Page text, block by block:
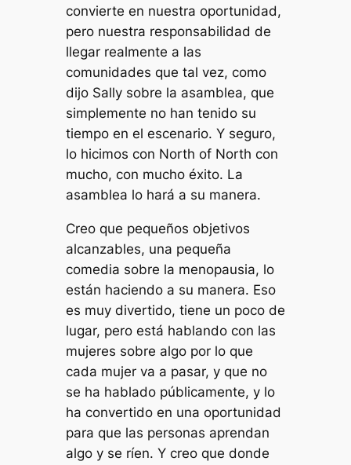
convierte en nuestra oportunidad,
pero nuestra responsabilidad de
llegar realmente a las
comunidades que tal vez, como
dijo Sally sobre la asamblea, que
simplemente no han tenido su
tiempo en el escenario. Y seguro,
lo hicimos con North of North con
mucho, con mucho éxito. La
asamblea lo hará a su manera.
Creo que pequeños objetivos
alcanzables, una pequeña
comedia sobre la menopausia, lo
están haciendo a su manera. Eso
es muy divertido, tiene un poco de
lugar, pero está hablando con las
mujeres sobre algo por lo que
cada mujer va a pasar, y que no
se ha hablado públicamente, y lo
ha convertido en una oportunidad
para que las personas aprendan
algo y se ríen. Y creo que donde